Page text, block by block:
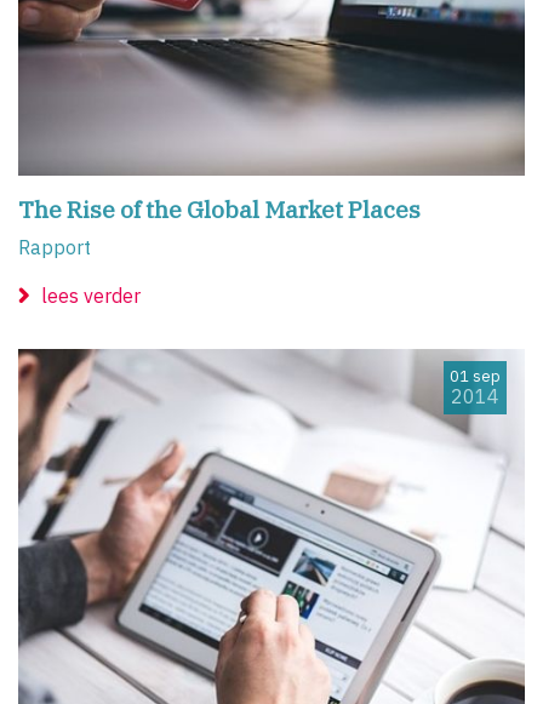
The Rise of the Global Market Places
Rapport
lees verder
01 sep
2014